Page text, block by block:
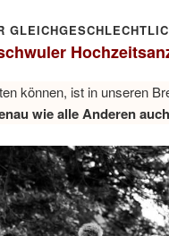
können, ist in unseren
wie alle Anderen